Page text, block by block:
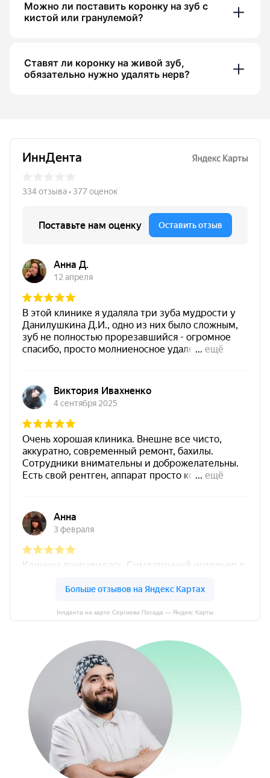
Можно ли поставить коронку на зуб с
кистой или гранулемой?
Ставят ли коронку на живой зуб,
обязательно нужно удалять нерв?
Innдента на карте Сергиева Посада — Яндекс Карты